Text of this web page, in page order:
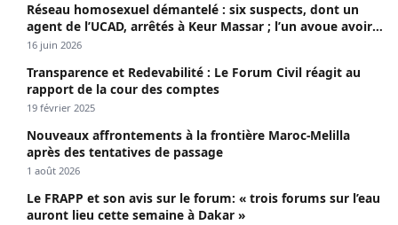
Réseau homosexuel démantelé : six suspects, dont un
agent de l’UCAD, arrêtés à Keur Massar ; l’un avoue avoir
propagé le VIH depuis 2018
16 juin 2026
Transparence et Redevabilité : Le Forum Civil réagit au
rapport de la cour des comptes
19 février 2025
Nouveaux affrontements à la frontière Maroc-Melilla
après des tentatives de passage
1 août 2026
Le FRAPP et son avis sur le forum: « trois forums sur l’eau
auront lieu cette semaine à Dakar »